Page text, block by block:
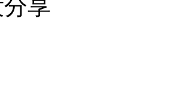
享